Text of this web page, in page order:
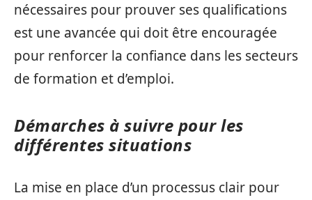
nécessaires pour prouver ses qualifications
est une avancée qui doit être encouragée
pour renforcer la confiance dans les secteurs
de formation et d’emploi.
Démarches à suivre pour les
différentes situations
La mise en place d’un processus clair pour